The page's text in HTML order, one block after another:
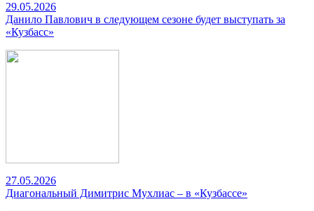
29.05.2026
Данило Павлович в следующем сезоне будет выступать за
«Кузбасс»
27.05.2026
Диагональный Димитрис Мухлиас – в «Кузбассе»